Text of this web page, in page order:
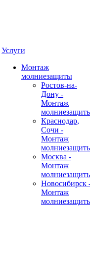
Услуги
Монтаж
молниезащиты
Ростов-на-
Дону -
Монтаж
Краснодар,
Сочи -
Монтаж
Москва -
Монтаж
Новосибирск
Монтаж